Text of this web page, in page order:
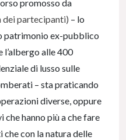
promosso da
dei partecipanti) – lo
patrimonio ex-pubblico
alle 400
di lusso sulle
– sta praticando
diverse, oppure
hanno più a che fare
con la natura delle